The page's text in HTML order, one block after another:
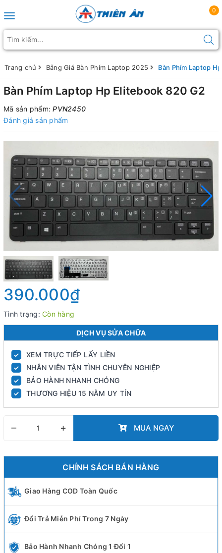
Toggle navigation
0
Trang chủ Bảng Giá Bàn Phím Laptop 2025 Bàn Phím Laptop
Bàn Phím Laptop Hp Elitebook 820 G2
Mã sản phẩm:PVN2450
Đánh giá sản phẩm
390.000₫
Tình trạng: Còn hàng
DỊCH VỤ SỬA CHỮA
✓ XEM TRỰC TIẾP LẤY LIỀN
✓ NHÂN VIÊN TẬN TÌNH CHUYÊN NGHIỆP
✓ BẢO HÀNH NHANH CHÓNG
✓ THƯƠNG HIỆU 15 NĂM UY TÍN
– + MUA NGAY
CHÍNH SÁCH BÁN HÀNG
Giao Hàng COD Toàn Quốc
Đổi Trả Miễn Phí Trong 7 Ngày
Bảo Hành Nhanh Chóng 1 Đổi 1